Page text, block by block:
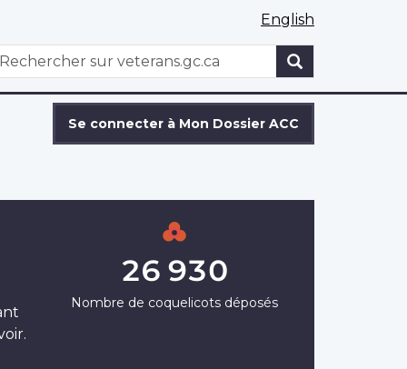
English
WxT
Se connecter à Mon Dossier ACC
26 930
Nombre de coquelicots déposés